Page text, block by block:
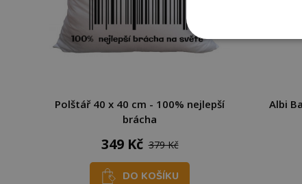
Polštář 40 x 40 cm - 100% nejlepší
brácha
349 Kč 379 Kč
DO KOŠÍKU
Albi